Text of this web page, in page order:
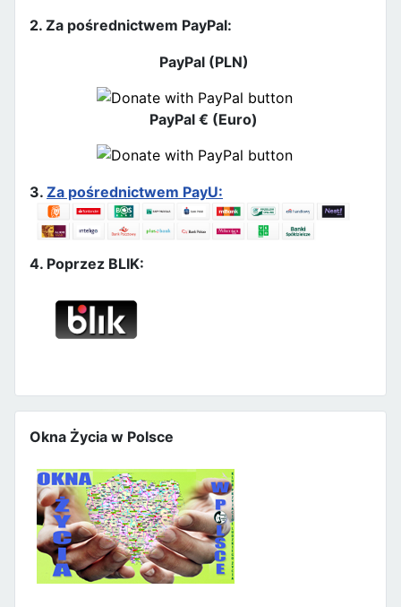
2. Za pośrednictwem PayPal:
PayPal (PLN)
PayPal € (Euro)
3. Za pośrednictwem PayU:
4. Poprzez BLIK:
Okna Życia w Polsce